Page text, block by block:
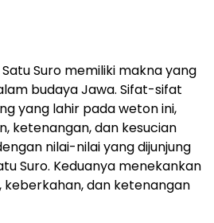
Suro memiliki makna yang
budaya Jawa. Sifat-sifat
yang lahir pada weton ini,
ketenangan, dan kesucian
nilai-nilai yang dijunjung
Suro. Keduanya menekankan
keberkahan, dan ketenangan